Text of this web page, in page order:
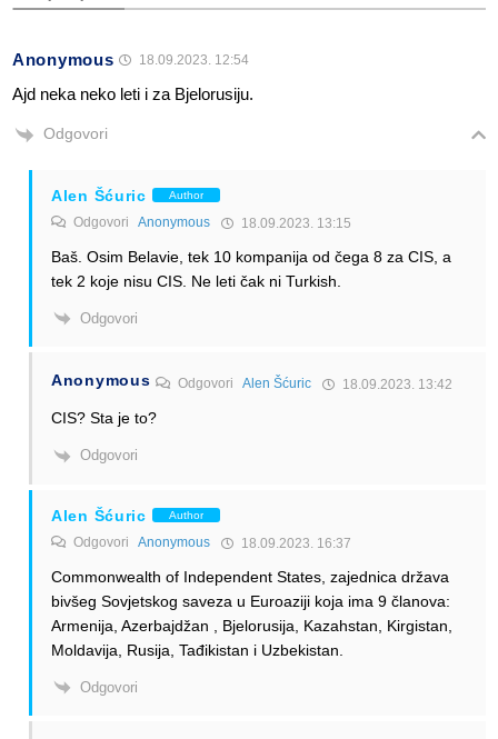
Anonymous 18.09.2023. 12:54
Ajd neka neko leti i za Bjelorusiju.
Odgovori
Alen Šćuric Author
Odgovori Anonymous 18.09.2023. 13:15
Baš. Osim Belavie, tek 10 kompanija od čega 8 za CIS, a
tek 2 koje nisu CIS. Ne leti čak ni Turkish.
Odgovori
Anonymous OdgovoriAlen Šćuric 18.09.2023. 13:42
CIS? Sta je to?
Odgovori
Alen Šćuric Author
Odgovori Anonymous 18.09.2023. 16:37
Commonwealth of Independent States, zajednica država
bivšeg Sovjetskog saveza u Euroaziji koja ima 9 članova:
Armenija, Azerbajdžan , Bjelorusija, Kazahstan, Kirgistan,
Moldavija, Rusija, Tađikistan i Uzbekistan.
Odgovori